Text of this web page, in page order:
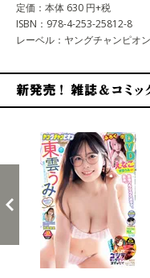
定価：本体 630 円+税
ISBN：978-4-253-25812-8
レーベル：ヤングチャンピオ